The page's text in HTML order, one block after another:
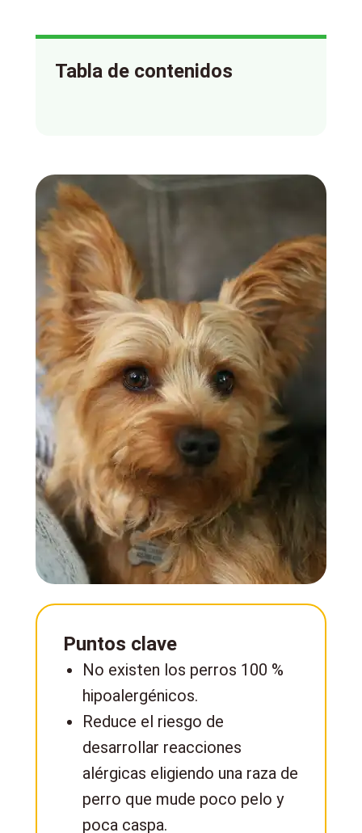
Tabla de contenidos
Puntos clave
No existen los perros 100 %
hipoalergénicos.
Reduce el riesgo de
desarrollar reacciones
alérgicas eligiendo una raza de
perro que mude poco pelo y
poca caspa.